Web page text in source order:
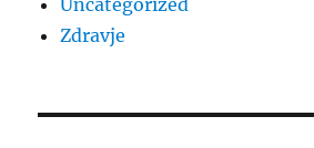
Uncategorized
Zdravje